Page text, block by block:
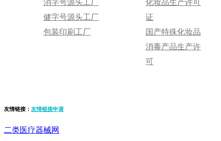
消字号源头工厂
健字号源头工厂
包装印刷工厂
化妆品生产许可
证
国产特殊化妆品
消毒产品生产许
可
友情链接： 友情链接申请
二类医疗器械网